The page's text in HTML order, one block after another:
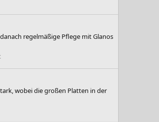
regelmäßige Pflege mit Glanos
wobei die großen Platten in der